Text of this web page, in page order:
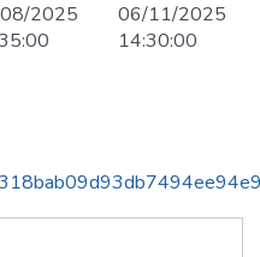
2025
06/11/2025
14:30:00